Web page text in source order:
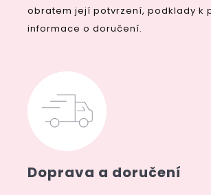
obratem její potvrzení, podklady k
informace o doručení.
Doprava a doručení